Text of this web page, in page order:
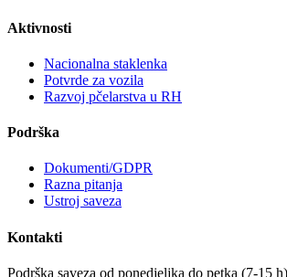
Aktivnosti
Nacionalna staklenka
Potvrde za vozila
Razvoj pčelarstva u RH
Podrška
Dokumenti/GDPR
Razna pitanja
Ustroj saveza
Kontakti
Podrška saveza od ponedjeljka do petka (7-15 h)